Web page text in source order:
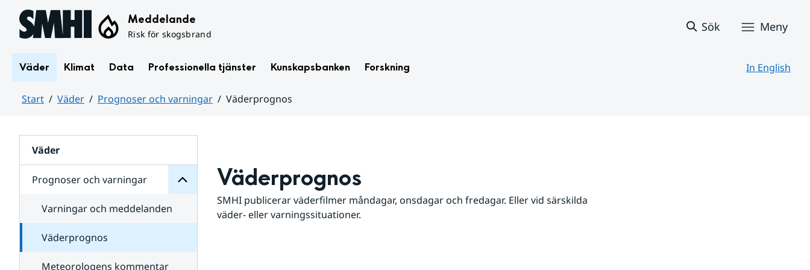
Hoppa till sidans innehåll Meddelande
Risk för skogsbrand
Sök Meny
Väder Klimat Data Professionella tjänster Kunskapsbanken Forskning In English
Start Väder Prognoser och varningar
Väderprognos
Väder
Prognoser och varningar
för
varningar
Varningar och meddelanden
Väderprognos
Meteorologens kommentar
Väderprognos
SMHI publicerar väderfilmer måndagar, onsdagar och fredagar. Eller vid särskilda
väder- eller varningssituationer.